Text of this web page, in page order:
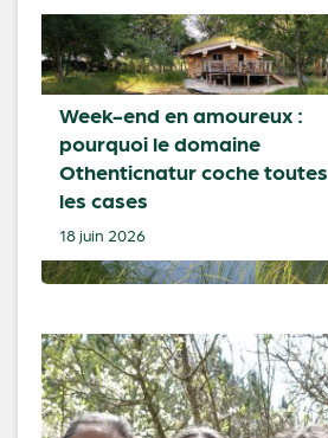
Week-end en amoureux :
pourquoi le domaine
Othenticnatur coche toutes
les cases
18 juin 2026